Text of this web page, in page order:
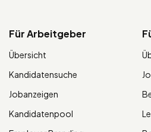
Für Arbeitgeber
Übersicht
Kandidatensuche
Jobanzeigen
Kandidatenpool